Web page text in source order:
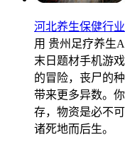
河北养生保健行
用 贵州足疗养生
末日题材手机游
的冒险，丧尸的
带来更多异数。
存，物资是必不
诸死地而后生。